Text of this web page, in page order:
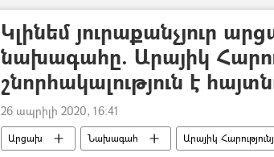
Կլինեմ յուրաքանչյուր
նախագահը. Արայիկ
շնորհակալություն է
26 ապրիլի 2020, 16:41
Արցախ Նախագահ Արայիկ